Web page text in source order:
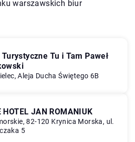
warszawskich biur
Turystyczne Tu i Tam Paweł
Aleja Ducha Świętego 6B
HOTEL JAN ROMANIUK
82-120 Krynica Morska, ul.
5